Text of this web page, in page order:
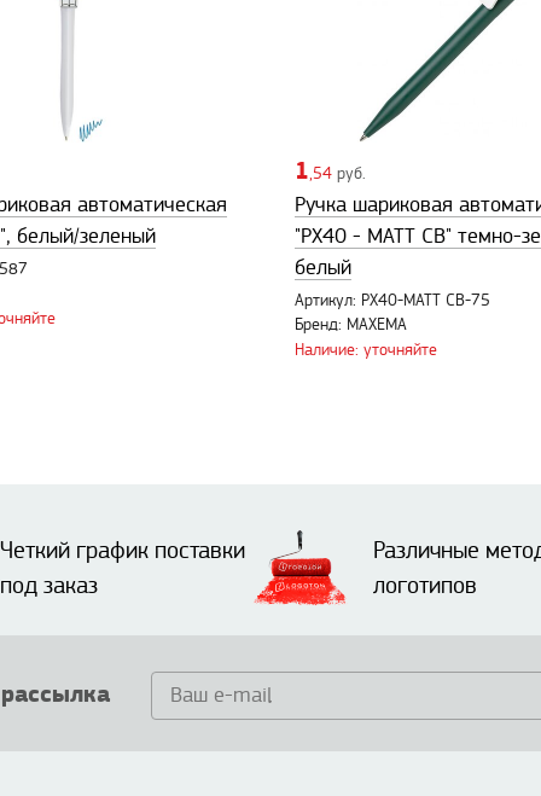
автоматическая
белый/зеленый
1,54 руб.
Ручка шариковая
"PX40 - MATT CB" темно-
белый
Артикул: PX40-MATT CB-75
Бренд: MAXEMA
Наличие: уточняйте
Четкий график поставки
под заказ
Различные
логотипов